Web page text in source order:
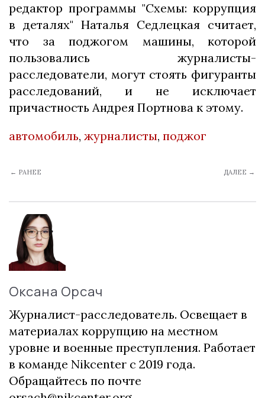
редактор программы "Схемы: коррупция
в деталях" Наталья Седлецкая считает,
что за поджогом машины, которой
пользовались журналисты-
расследователи, могут стоять фигуранты
расследований, и не исключает
причастность Андрея Портнова к этому.
автомобиль, журналисты, поджог
← РАНЕЕ ДАЛЕЕ →
Оксана Орсач
Журналист-расследователь. Освещает в
материалах коррупцию на местном
уровне и военные преступления. Работает
в команде Nikcenter с 2019 года.
Обращайтесь по почте